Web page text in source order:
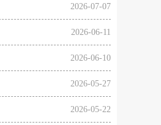
2026-07-07
2026-06-11
2026-06-10
2026-05-27
2026-05-22